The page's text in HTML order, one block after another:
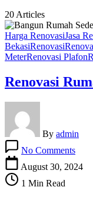
20 Articles
Harga RenovasiJasa
BekasiRenovasi
MeterRenovasi Plafon
Renovasi
By admin
No Comments
August 30, 2024
1 Min Read